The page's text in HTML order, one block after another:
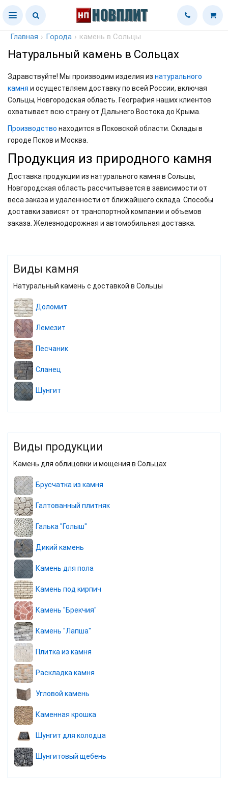
Главная › Города › камень в Сольцы
Натуральный камень в Сольцах
Здравствуйте! Мы производим изделия из натурального
камня и осуществляем доставку по всей России, включая
Сольцы, Новгородская область. География наших клиентов
охватывает всю страну от Дальнего Востока до Крыма.
Производство находится в Псковской области. Склады в
городе Псков и Москва.
Продукция из природного камня
Доставка продукции из натурального камня в Сольцы,
Новгородская область рассчитывается в зависимости от
веса заказа и удаленности от ближайшего склада. Способы
доставки зависят от транспортной компании и объемов
заказа. Железнодорожная и автомобильная доставка.
Виды камня
Натуральный камень с доставкой в Сольцы
Доломит
Лемезит
Песчаник
Сланец
Шунгит
Виды продукции
Камень для облицовки и мощения в Сольцах
Брусчатка из камня
Галтованный плитняк
Галька "Голыш"
Дикий камень
Камень для пола
Камень под кирпич
Камень "Брекчия"
Камень "Лапша"
Плитка из камня
Раскладка камня
Угловой камень
Каменная крошка
Шунгит для колодца
Шунгитовый щебень